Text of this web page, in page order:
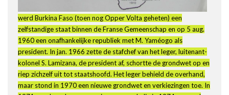
werd Burkina Faso (toen nog Opper Volta geheten) een
zelfstandige staat binnen de Franse Gemeenschap en op 5 aug.
1960 een onafhankelijke republiek met M. Yaméogo als
president. In jan. 1966 zette de stafchef van het leger, luitenant-
kolonel S. Lamizana, de president af, schortte de grondwet op en
riep zichzelf uit tot staatshoofd. Het leger behield de overhand,
maar stond in 1970 een nieuwe grondwet en verkiezingen toe. In